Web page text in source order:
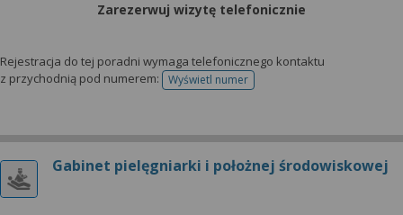
Zarezerwuj wizytę telefonicznie
Rejestracja do tej poradni wymaga telefonicznego kontaktu
z przychodnią pod numerem:
Wyświetl numertelefonu do rejestracji
Gabinet pielęgniarki i położnej środowiskowej